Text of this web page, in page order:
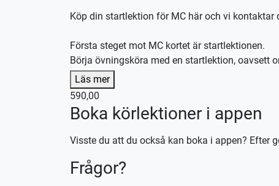
Köp din startlektion för MC här och vi kontaktar
Första steget mot MC kortet är startlektionen.
Börja övningsköra med en startlektion, oavsett
Efter lektionen skräddarsyr vi en plan efter dina
Lån av kläder ingår
Lån av skydd ingår
Lån av MC ingår
Denna lektion utförs med en mellantung MC
Kontakta oss för bokning eller logga in på
Läs mer
590,00
Boka körlektioner i appen
Visste du att du också kan boka i appen?
Frågor?